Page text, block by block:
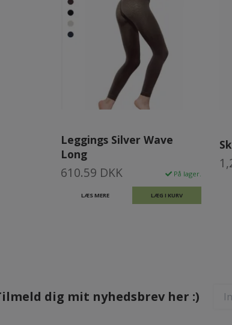
Leggings Silver Wave
Long
610.59 DKK På lager.
LÆS MERE LÆG I KURV
dig mit nyhedsbrev her :)